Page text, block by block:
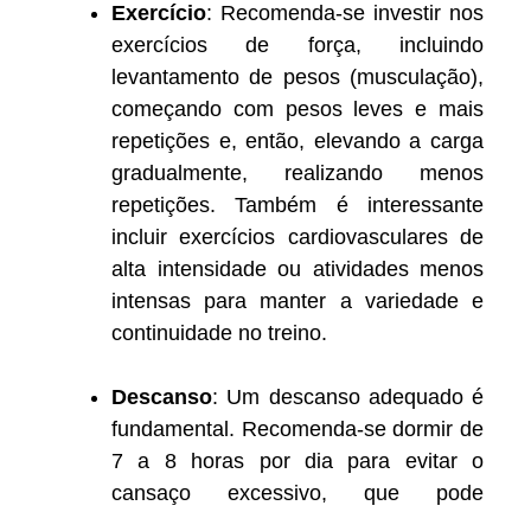
Exercício: Recomenda-se investir nos
exercícios de força, incluindo
levantamento de pesos (musculação),
começando com pesos leves e mais
repetições e, então, elevando a carga
gradualmente, realizando menos
repetições. Também é interessante
incluir exercícios cardiovasculares de
alta intensidade ou atividades menos
intensas para manter a variedade e
continuidade no treino.
Descanso: Um descanso adequado é
fundamental. Recomenda-se dormir de
7 a 8 horas por dia para evitar o
cansaço excessivo, que pode